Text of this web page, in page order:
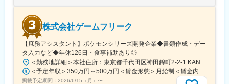
株式会社ゲームフリーク
【庶務アシスタント】ポケモンシリーズ開発企業◆書類作成・デー
タ入力など◆年休126日・食事補助あり◎
＜勤務地詳細＞本社住所：東京都千代田区神田錦町2-2-1 KANDASQUARE受動喫煙対策：屋内全面禁煙変更の範囲：会社の定める事業所
＜予定年収＞350万円～500万円＜賃金形態＞月給制＜賃金内訳＞月額（基本給）：215,000円～307,000円固定残業手当/月：76,700円～110,000円（固定残業時間45時間0分/月）超過した時間外労働の残業手当は追加支給＜月給＞291,700円～417,000円（一律手当を含む）＜昇給有無＞有＜残業手当＞有＜給与補足＞※経験・能力を考慮の上、年齢に関わりなく当社規定により優遇します。賃金はあくまでも目安の金額であり、選考を通じて上下する可能性があります。月給(月額)は固定手当を含めた表記です。
掲載予定期間： 2026/6/15（月） 〜